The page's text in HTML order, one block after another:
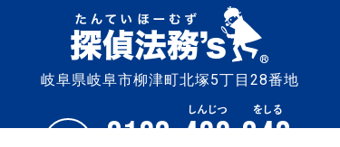
岐阜県岐阜市柳津町北塚5丁目28番地
0120-422-046